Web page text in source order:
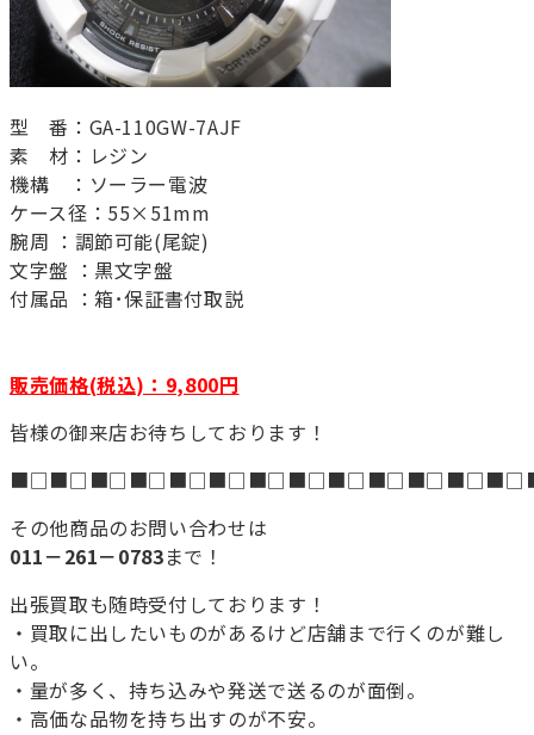
型 番：GA-110GW-7AJF
素 材：レジン
機構 ：ソーラー電波
ケース径：55×51mm
腕周 ：調節可能(尾錠)
文字盤 ：黒文字盤
付属品 ：箱･保証書付取説
販売価格(税込)：9,800円
皆様の御来店お待ちしております！
その他商品のお問い合わせは
011－261－0783まで！
出張買取も随時受付しております！
・買取に出したいものがあるけど店舗まで行くのが難し
い。
・量が多く、持ち込みや発送で送るのが面倒。
・高価な品物を持ち出すのが不安。